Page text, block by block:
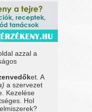
azzal a
et. A
a szervezet
Kezelése
Hol